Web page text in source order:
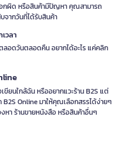
อกผิด หรือสินค้ามีปัญหา คุณสามารถ
จากวันที่ได้รับสินค้า
วลา
อดวันตลอดคืน อยากได้อะไร แค่คลิก
ยนใกล้ฉัน หรืออยากแวะร้าน B2S แต่
B2S Online มาให้คุณเลือกสรรได้ง่ายๆ
า ร้านขายหนังสือ หรือสินค้าอื่นๆ